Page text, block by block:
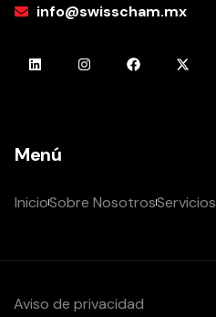
info@swisscham.mx
Menú
InicioSobre NosotrosServicios
Aviso de privacidad